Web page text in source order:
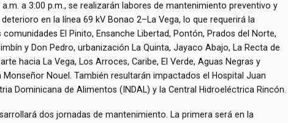
a 3:00 p.m., se realizarán labores de mantenimiento preventivo y
en la línea 69 kV Bonao 2–La Vega, lo que requerirá la
El Pinito, Ensanche Libertad, Pontón, Prados del Norte,
y Don Pedro, urbanización La Quinta, Jayaco Abajo, La Recta de
hacia La Vega, Los Arroces, Caribe, El Verde, Aguas Negras y
Monseñor Nouel. También resultarán impactados el Hospital Juan
Dominicana de Alimentos (INDAL) y la Central Hidroeléctrica Rincón.
dos jornadas de mantenimiento. La primera será en la